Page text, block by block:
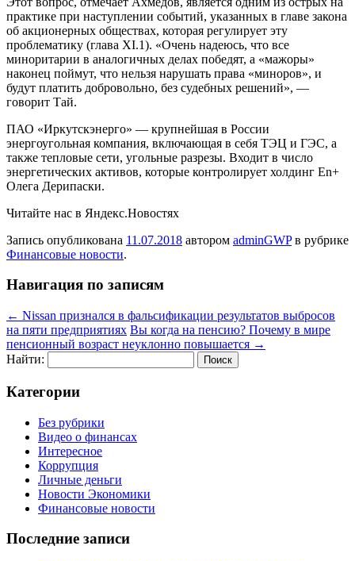
практике при наступлении событий, указанных в главе закона
об акционерных обществах, которая регулирует эту
проблематику (глава XI.1). «Очень надеюсь, что все
миноритарии в аналогичных делах победят, а «мажоры»
наконец поймут, что нельзя нарушать права «миноров», и
будут платить добровольно, без судебных решений», —
говорит Тай.
ПАО «Иркутскэнерго» — крупнейшая в России
энергоугольная компания, включающая в себя ТЭЦ и ГЭС, а
также тепловые сети, угольные разрезы. Входит в число
энергетических активов, которые контролирует холдинг En+
Олега Дерипаски.
Читайте нас в Яндекс.Новостях
Запись опубликована 11.07.2018 автором adminGWPв рубрике
Финансовые новости.
Навигация по записям
← Nissan признался в фальсификации результатов выбросов
на пяти предприятиях Вы когда на пенсию? Почему в мире
пенсионный возраст неуклонно повышается →
Найти:
Категории
Без рубрики
Видео о финансах
Интересное
Коррупция
Личные деньги
Новости Экономики
Финансовые новости
Последние записи